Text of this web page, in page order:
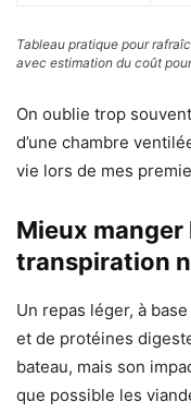
Tableau pratique pour
avec estimation du coût
On oublie trop
d’une chambre
vie lors de mes
Mieux
transpiration
Un repas léger, à
et de protéines
bateau, mais son
que possible les